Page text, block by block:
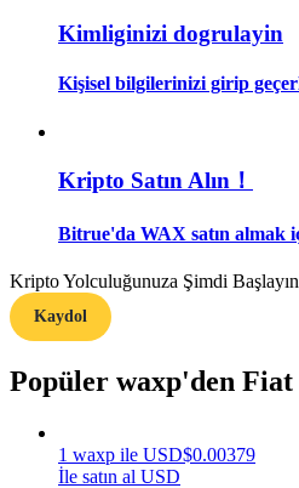
Vadeli İşlemler Başlangıç
Kimliginizi dogrulayin
Kişisel bilgilerinizi girip
Kripto Satın Alın！
Bitrue'da WAX satın almak
Kripto Yolculuğunuza Şimdi
Kaydol
Popüler waxp'den
1 waxp ile USD$0.00379
İle satın al USD